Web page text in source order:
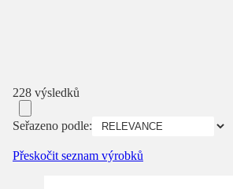
228 výsledků
Seřazeno podle:
Přeskočit seznam výrobků